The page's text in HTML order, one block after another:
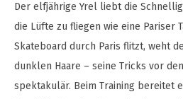
Der elfjährige Yrel liebt die
die Lüfte zu fliegen wie eine Pariser
Skateboard durch Paris flitzt, weht
dunklen Haare – seine Tricks vor
spektakulär. Beim Training bereitet